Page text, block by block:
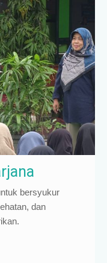
bersyukur
dan